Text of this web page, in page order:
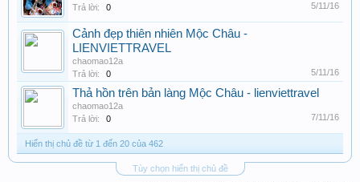
Trả lời:
0 5/11/16
Cảnh đẹp thiên nhiên Mộc Châu -
LIENVIETTRAVEL
chaomao12a
Trả lời:
0 5/11/16
Thả hồn trên bản làng Mộc Châu - lienviettravel
chaomao12a
Trả lời:
0 7/11/16
Hiển thị chủ đề từ 1 đến 20 của 462
Tùy chọn hiển thị chủ đề